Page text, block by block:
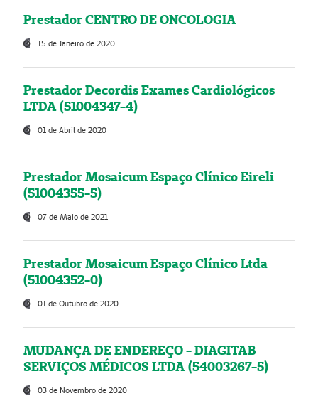
Prestador CENTRO DE ONCOLOGIA
15 de Janeiro de 2020
Prestador Decordis Exames Cardiológicos
LTDA (51004347-4)
01 de Abril de 2020
Prestador Mosaicum Espaço Clínico Eireli
(51004355-5)
07 de Maio de 2021
Prestador Mosaicum Espaço Clínico Ltda
(51004352-0)
01 de Outubro de 2020
MUDANÇA DE ENDEREÇO - DIAGITAB
SERVIÇOS MÉDICOS LTDA (54003267-5)
03 de Novembro de 2020